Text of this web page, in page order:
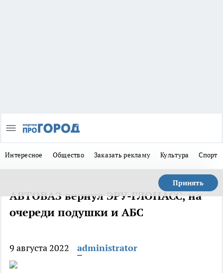
Интересное Общество Заказать рекламу Культура Спорт
Принять
АВТОВАЗ вернул ЭРУ-ГЛОНАСС, на
очереди подушки и АБС
9 августа 2022 administrator